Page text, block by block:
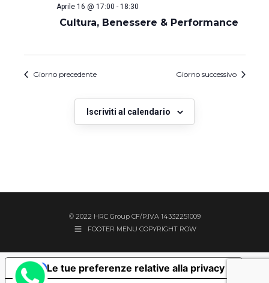
Aprile 16 @ 17:00 - 18:30
Cultura, Benessere & Performance
Giorno precedente Giorno successivo
Iscriviti al calendario
© 2022 HRC Group CF/P.IVA 14332251009
FOOTER MENU COPYRIGHT ROW
Le tue preferenze relative alla privacy